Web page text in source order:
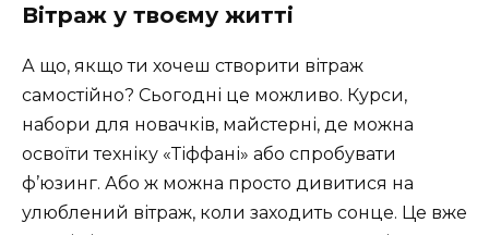
Вітраж у твоєму житті
А що, якщо ти хочеш створити вітраж
самостійно? Сьогодні це можливо. Курси,
набори для новачків, майстерні, де можна
освоїти техніку «Тіффані» або спробувати
ф’юзинг. Або ж можна просто дивитися на
улюблений вітраж, коли заходить сонце. Це вже